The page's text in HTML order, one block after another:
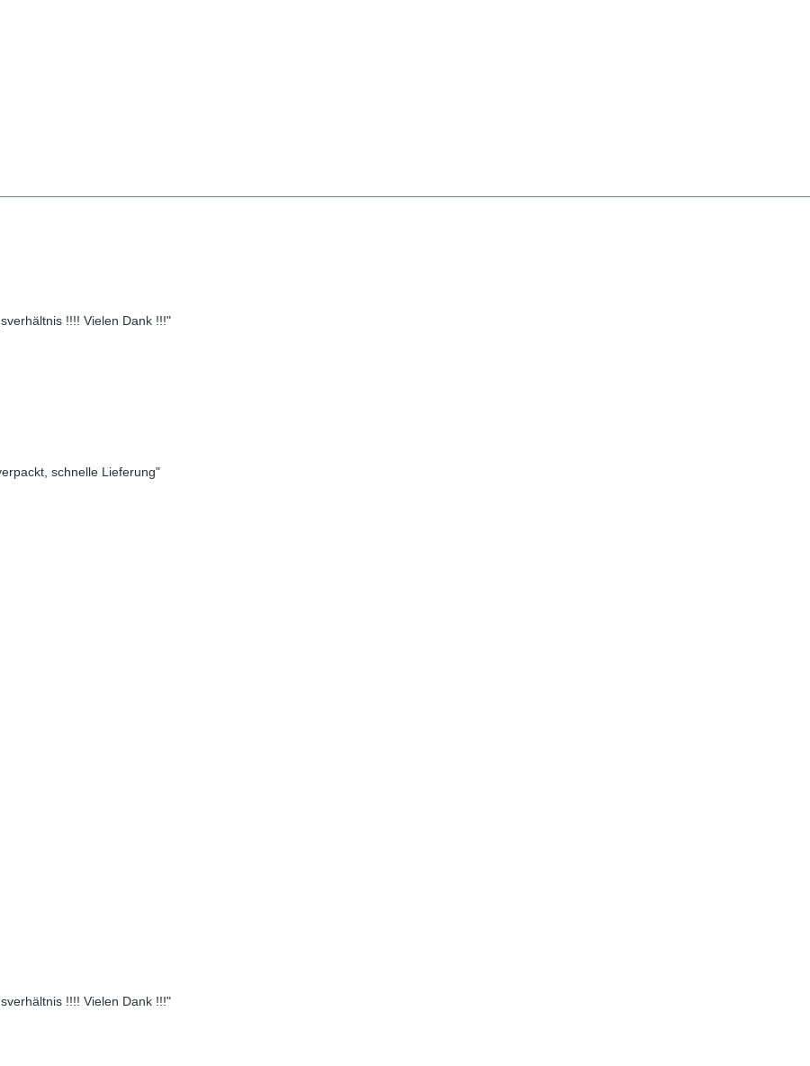
!!!! Vielen Dank !!!"
schnelle Lieferung"
!!!! Vielen Dank !!!"